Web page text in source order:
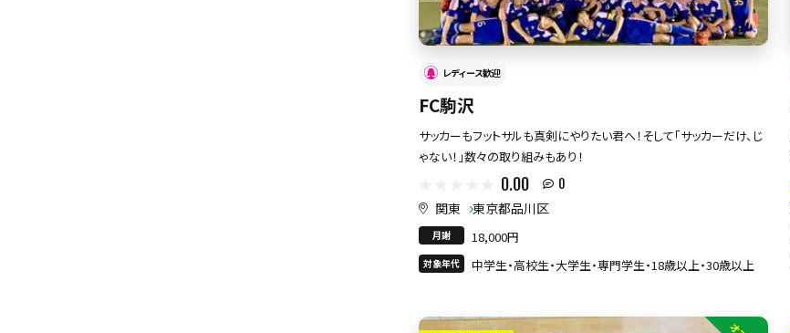
レディース歓迎
FC駒沢
サッカーもフットサルも真剣にやりたい君へ！そして「サッカーだけ、じ
ゃない！」数々の取り組みもあり！
0.00 0
関東 東京都品川区
月謝 18,000円
対象年代 中学生・高校生・大学生・専門学生・18歳以上・30歳以上